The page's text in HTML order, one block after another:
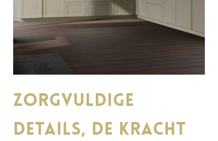
Zorgvuldige
details, de kracht